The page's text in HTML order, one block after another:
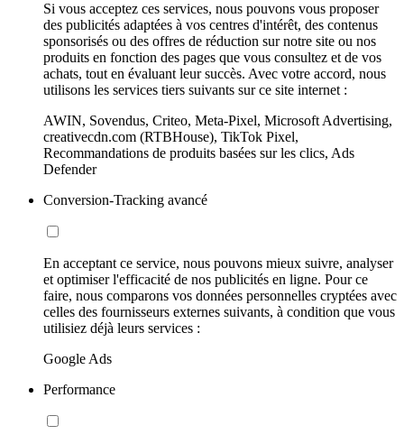
Si vous acceptez ces services, nous pouvons vous proposer
des publicités adaptées à vos centres d'intérêt, des contenus
sponsorisés ou des offres de réduction sur notre site ou nos
produits en fonction des pages que vous consultez et de vos
achats, tout en évaluant leur succès. Avec votre accord, nous
utilisons les services tiers suivants sur ce site internet :
AWIN, Sovendus, Criteo, Meta-Pixel, Microsoft Advertising,
creativecdn.com (RTBHouse), TikTok Pixel,
Recommandations de produits basées sur les clics, Ads
Defender
Conversion-Tracking avancé
En acceptant ce service, nous pouvons mieux suivre, analyser
et optimiser l'efficacité de nos publicités en ligne. Pour ce
faire, nous comparons vos données personnelles cryptées avec
celles des fournisseurs externes suivants, à condition que vous
utilisiez déjà leurs services :
Google Ads
Performance